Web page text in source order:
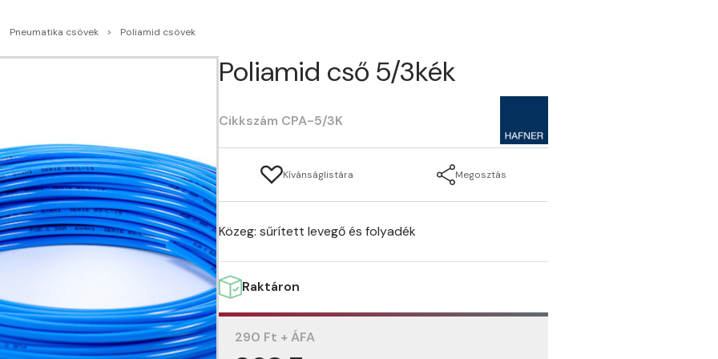
Pneumatika csövek Poliamid csövek
Poliamid cső 5/3kék
Cikkszám CPA-5/3K
Kívánságlistára Megosztás
Közeg: sűrített levegő és folyadék
Raktáron
290 Ft + ÁFA